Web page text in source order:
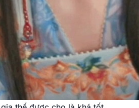
thực tế ghi dấu ấn nhờ tính
hoạt bát.